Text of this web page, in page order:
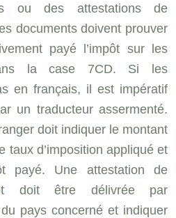
ou des attestations de
documents doivent prouver
payé l’impôt sur les
la case 7CD. Si les
en français, il est impératif
un traducteur assermenté.
doit indiquer le montant
taux d’imposition appliqué et
payé. Une attestation de
doit être délivrée par
pays concerné et indiquer